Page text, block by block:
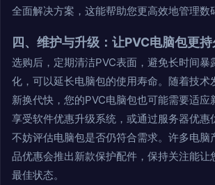
全面解决方案，这能帮助您更高效地管理数
四、维护与升级：让PVC电脑包更持
选购后，定期清洁PVC表面，避免长时间暴
化，可以延长电脑包的使用寿命。随着技术
新换代快，您的PVC电脑包也可能需要适应
享受软件优惠升级系统，或通过服务器优惠
不妨评估电脑包是否仍符合需求。许多电脑
品优惠会推出新款保护配件，保持关注能让
最佳状态。